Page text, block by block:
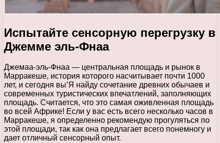
Испытайте сенсорную перегрузку в
Джемме эль-Фнаа
Джемаа-эль-Фнаа — центральная площадь и рынок в
Марракеше, история которого насчитывает почти 1000
лет, и сегодня вы’Я найду сочетание древних обычаев и
современных туристических впечатлений, заполняющих
площадь. Считается, что это самая оживленная площадь
во всей Африке! Если у вас есть всего несколько часов в
Марракеше, я определенно рекомендую прогуляться по
этой площади, так как она предлагает всего понемногу и
дает отличный сенсорный опыт.